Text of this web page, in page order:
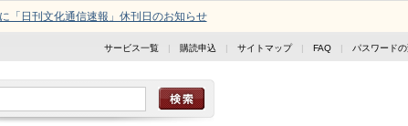
「日刊文化通信速報」休刊日のお知らせ
サービス一覧 | 購読申込 | サイトマップ| FAQ | パスワード